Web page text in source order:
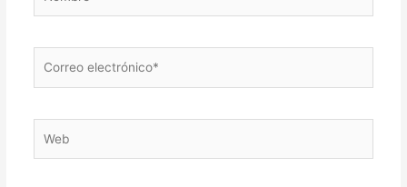
electrónico*